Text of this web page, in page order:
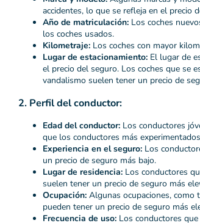
accidentes, lo que se refleja en el precio
Año de matriculación: Los coches
los coches usados.
Kilometraje: Los coches con mayor
Lugar de estacionamiento: El lugar de
el precio del seguro. Los coches que se
vandalismo suelen tener un precio de
2. Perfil del conductor:
Edad del conductor: Los conductores
que los conductores más
Experiencia en el seguro: Los
un precio de seguro más bajo.
Lugar de residencia: Los conductores
suelen tener un precio de seguro más
Ocupación: Algunas ocupaciones, como
pueden tener un precio de seguro más
Frecuencia de uso: Los conductores